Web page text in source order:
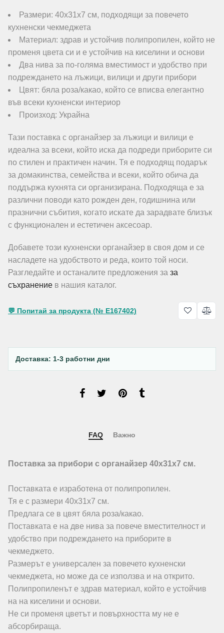
Размери: 40х31х7 см, подходящи за повечето
кухненски чекмеджета
Материал: здрав и устойчив полипропилен, който не
променя цвета си и е устойчив на киселини и основи
Два нива за по-голяма вместимост и удобство при
подреждането на лъжици, вилици и други прибори
Цвят: бяла роза/какао, който се вписва елегантно
във всеки кухненски интериор
Произход: Украйна
Тази поставка с органайзер за лъжици и вилици е
идеална за всеки, който иска да подреди приборите си
по стилен и практичен начин. Тя е подходящ подарък
за домакинства, семейства и всеки, който обича да
поддържа кухнята си организирана. Подходяща е за
различни поводи като рожден ден, годишнина или
празнични събития, когато искате да зарадвате близък
с функционален и естетичен аксесоар.
Добавете този кухненски органайзер в своя дом и се
насладете на удобството и реда, които той носи.
Разгледайте и останалите предложения за за
съхранение в нашия каталог.
💬 Попитай за продукта (№ E167402)
Доставка: 1-3 работни дни
FAQ Важно
Поставка за прибори с органайзер 40х31х7 см.
Поставката е изработена от полипропилен.
Тя е с размери 40х31х7 см.
Предлага се в цвят бяла роза/какао.
Поставката е на две нива за повече вместителност и
удобство при подреждането на приборите в
чекмеджето.
Размерът е универсален за повечето кухненски
чекмеджета, но може да се използва и на открито.
Полипропиленът е здрав материал, който е устойчив
на на киселини и основи.
Не си променя цветът и повърхността му не е
абсорбираща.